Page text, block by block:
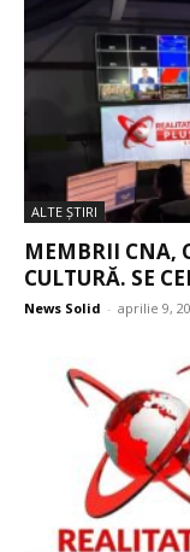
ALTE ŞTIRI
MEMBRII CNA,
CULTURĂ. SE
News Solid - aprilie 9,